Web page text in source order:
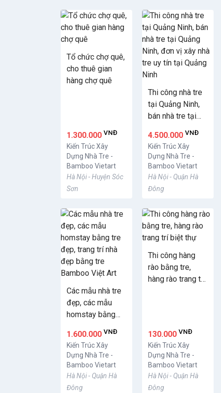
Tổ chức chợ quê,
cho thuê gian
hàng chợ quê
1.300.000 VNĐ
Kiến Trúc Xây
Dựng Nhà Tre -
Bamboo Vietart
Hà Nội - Huyện Sóc
Sơn
Thi công nhà tre
tại Quảng Ninh,
bán nhà tre tại
Quảng Ninh, đơn
vị xây nhà tre uy
tín tại Quảng
Ninh
4.500.000 VNĐ
Kiến Trúc Xây
Dựng Nhà Tre -
Bamboo Vietart
Hà Nội - Quận Hà
Đông
Các mẫu nhà tre
đẹp, các mẫu
homstay bằng
nhà đẹp bằng tre
Bamboo Việt Art
1.600.000 VNĐ
Kiến Trúc Xây
Dựng Nhà Tre -
Bamboo Vietart
Hà Nội - Quận Hà
Đông
Thi công hàng
rào bằng tre,
hàng rào trang trí
130.000 VNĐ
Kiến Trúc Xây
Dựng Nhà Tre -
Bamboo Vietart
Hà Nội - Quận Hà
Đông